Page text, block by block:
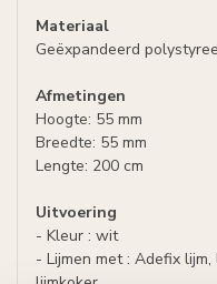
Materiaal
Geëxpandeerd
Afmetingen
Hoogte: 55 mm
Breedte: 55 mm
Lengte: 200 cm
Uitvoering
- Kleur : wit
- Lijmen met : Adefix